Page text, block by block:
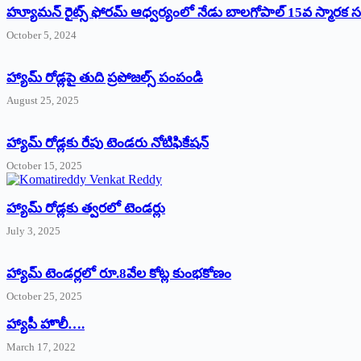
హ్యూమన్‌ రైట్స్‌ ఫోరమ్‌ ఆధ్వర్యంలో నేడు బాలగోపాల్‌ 15వ స్మారక
October 5, 2024
హ్యామ్‌ రోడ్లపై తుది ప్రపోజల్స్‌ పంపండి
August 25, 2025
హ్యామ్‌ రోడ్లకు రేపు టెండరు నోటిఫికేషన్‌
October 15, 2025
హ్యామ్‌ రోడ్లకు త్వరలో టెండర్లు
July 3, 2025
హ్యామ్‌ ‌టెండర్లలో రూ.8వేల కోట్ల కుంభకోణం
October 25, 2025
హ్యాపీ హొలీ….
March 17, 2022